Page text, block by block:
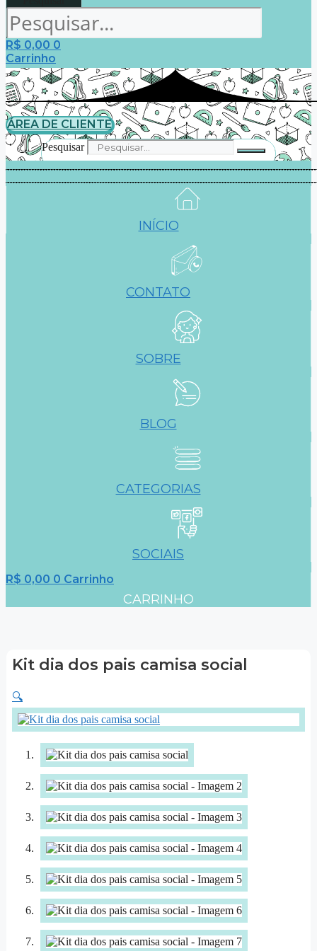
R$ 0,00 0
Carrinho
ÁREA DE CLIENTE
Pesquisar
INÍCIO
CONTATO
SOBRE
BLOG
CATEGORIAS
SOCIAIS
R$ 0,00 0 Carrinho
CARRINHO
Kit dia dos pais camisa social
🔍